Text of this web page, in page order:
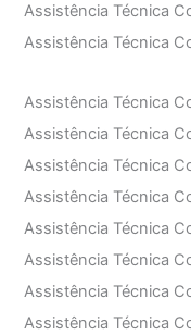
Assistência Técnica
Assistência Técnica
Assistência Técnica
Assistência Técnica
Assistência Técnica
Assistência Técnica
Assistência Técnica
Assistência Técnica
Assistência Técnica
Assistência Técnica